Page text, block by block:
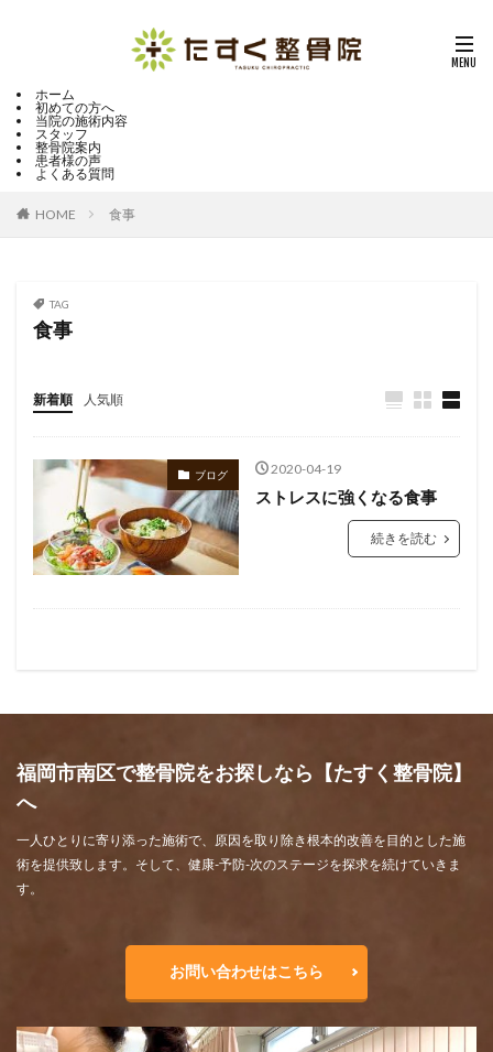
ホーム
初めての方へ
当院の施術内容
スタッフ
整骨院案内
患者様の声
よくある質問
HOME 食事
TAG
食事
新着順 人気順
ブログ 2020-04-19
ストレスに強くなる食事
続きを読む
福岡市南区で整骨院をお探しなら【たすく整骨院】
へ
一人ひとりに寄り添った施術で、原因を取り除き根本的改善を目的とした施
術を提供致します。そして、健康-予防-次のステージを探求を続けていきま
す。
お問い合わせはこちら